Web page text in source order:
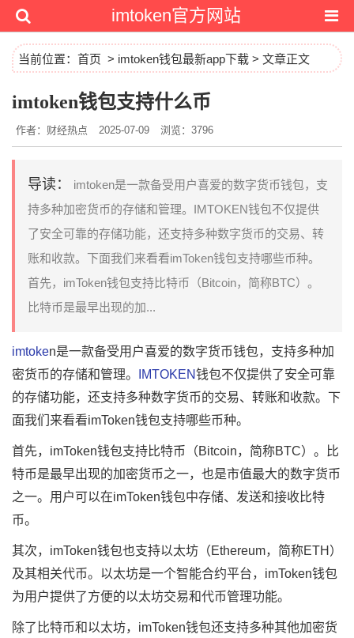
imtoken官方网站
当前位置： 首页 > imtoken钱包最新app下载 > 文章正文
imtoken钱包支持什么币
作者：财经热点 2025-07-09 浏览：3796
导读：
imtoken是一款备受用户喜爱的数字货币钱包，支
持多种加密货币的存储和管理。IMTOKEN钱包不仅提供
了安全可靠的存储功能，还支持多种数字货币的交易、转
账和收款。下面我们来看看imToken钱包支持哪些币种。
首先，imToken钱包支持比特币（Bitcoin，简称BTC）。
比特币是最早出现的加...
imtoken是一款备受用户喜爱的数字货币钱包，支持多种加
密货币的存储和管理。
IMTOKEN钱包不仅提供了安全可靠
的存储功能，还支持多种数字货币的交易、转账和收款。下
面我们来看看imToken钱包支持哪些币种。
首先，imToken钱包支持比特币（Bitcoin，简称BTC）。比
特币是最早出现的加密货币之一，也是市值最大的数字货币
之一。用户可以在imToken钱包中存储、发送和接收比特
币。
其次，imToken钱包也支持以太坊（Ethereum，简称ETH）
及其相关代币。以太坊是一个智能合约平台，imToken钱包
为用户提供了方便的以太坊交易和代币管理功能。
除了比特币和以太坊，imToken钱包还支持多种其他加密货